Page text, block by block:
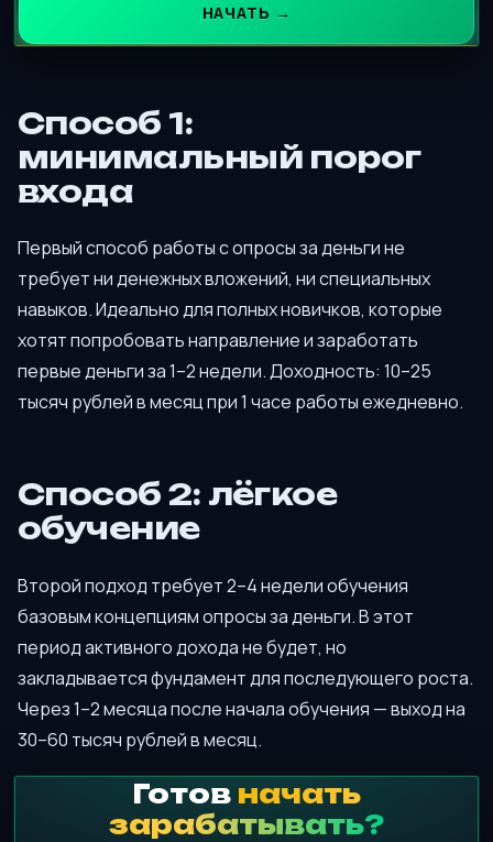
НАЧАТЬ →
Способ 1:
минимальный порог
входа
Первый способ работы с опросы за деньги не
требует ни денежных вложений, ни специальных
навыков. Идеально для полных новичков, которые
хотят попробовать направление и заработать
первые деньги за 1–2 недели. Доходность: 10–25
тысяч рублей в месяц при 1 часе работы ежедневно.
Способ 2: лёгкое
обучение
Второй подход требует 2–4 недели обучения
базовым концепциям опросы за деньги. В этот
период активного дохода не будет, но
закладывается фундамент для последующего роста.
Через 1–2 месяца после начала обучения — выход на
30–60 тысяч рублей в месяц.
Готов начать
зарабатывать?